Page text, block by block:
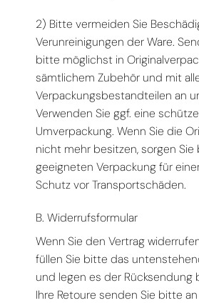
2) Bitte vermeiden Sie
Verunreinigungen der Ware.
bitte möglichst in
sämtlichem Zubehör und mit
Verpackungsbestandteilen an
Verwenden Sie ggf. eine
Umverpackung. Wenn Sie die
nicht mehr besitzen, sorgen
geeigneten Verpackung für
Schutz vor Transportschäden.
B. Widerrufsformular
Wenn Sie den Vertrag
füllen Sie bitte das
und legen es der Rücksendung
Ihre Retoure senden Sie bitte